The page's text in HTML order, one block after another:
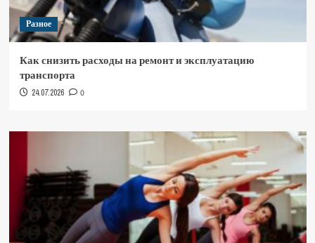
Разное
Как снизить расходы на ремонт и эксплуатацию
транспорта
24.07.2026 0